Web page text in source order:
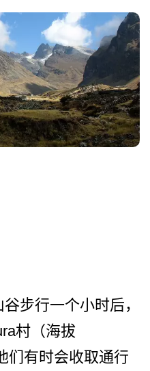
步行­一个小时后，
村（海拔
们有时会收取通行